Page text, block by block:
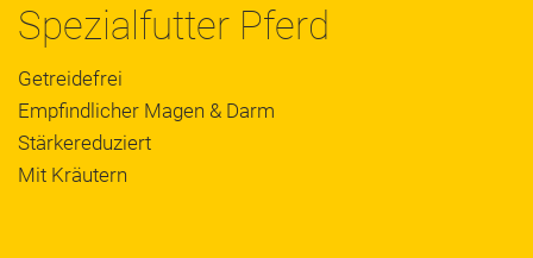
Spezialfutter Pferd
Getreidefrei
Empfindlicher Magen & Darm
Stärkereduziert
Mit Kräutern